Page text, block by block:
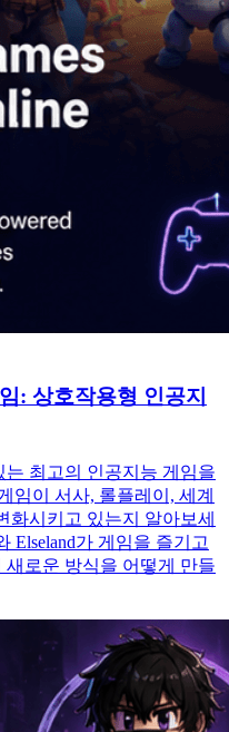
: 상호작용형 인공지
는 최고의 인공지능 게임을
임이 서사, 롤플레이, 세계
화시키고 있는지 알아보세
Elseland가 게임을 즐기고
로운 방식을 어떻게 만들